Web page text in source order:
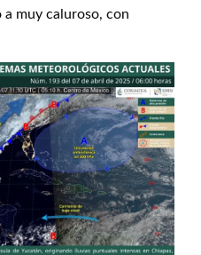
muy caluroso, con